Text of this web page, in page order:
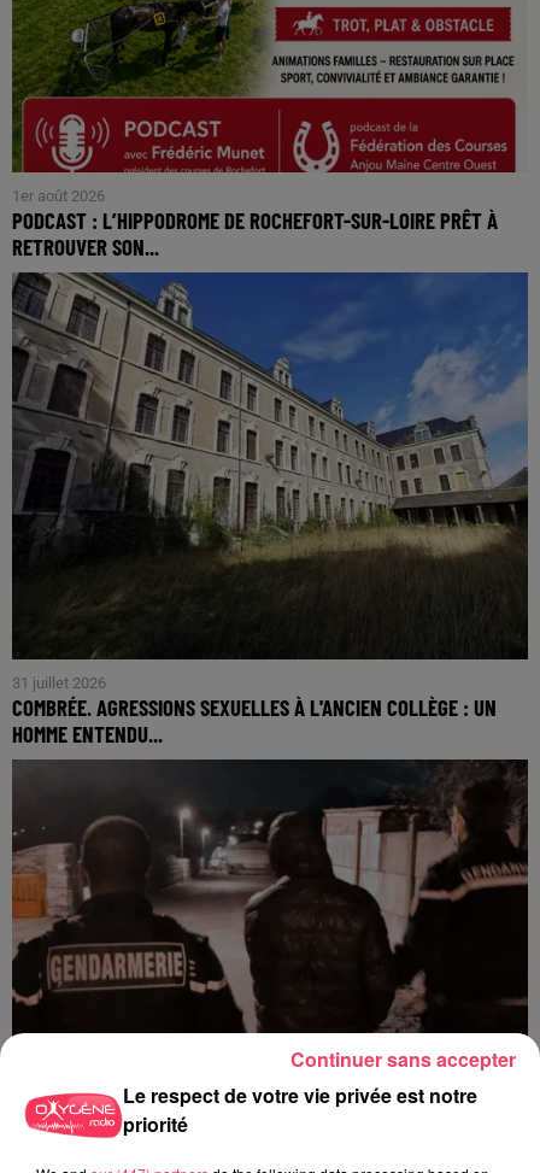
1er août 2026
PODCAST : L’HIPPODROME DE ROCHEFORT-SUR-LOIRE PRÊT À
RETROUVER SON...
31 juillet 2026
COMBRÉE. AGRESSIONS SEXUELLES À L'ANCIEN COLLÈGE : UN
HOMME ENTENDU...
Le respect de votre vie privée est notre
priorité
Continuer sans accepter